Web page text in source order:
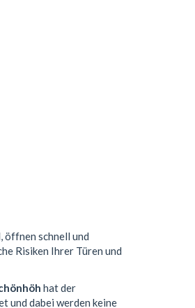
öffnen schnell und
Risiken Ihrer Türen und
hat der
und dabei werden keine